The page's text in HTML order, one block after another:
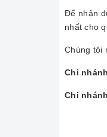
Để nhận
nhất cho
Chúng tôi
Chi
Chi